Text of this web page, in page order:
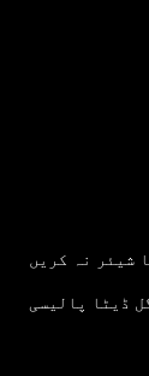
شیئر نہ کریں
ڈیٹا پالیسی